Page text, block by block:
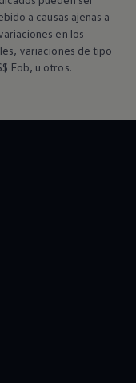
a causas ajenas a
en los
variaciones de tipo
Fob, u otros.